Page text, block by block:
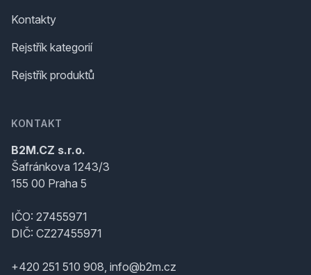
Kontakty
Rejstřík kategorií
Rejstřík produktů
KONTAKT
B2M.CZ s.r.o.
Šafránkova 1243/3
155 00 Praha 5
IČO: 27455971
DIČ: CZ27455971
+420 251 510 908, info@b2m.cz